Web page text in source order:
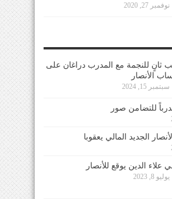
نوفمبر 27, 2020
ثانٍ للنجمة مع المدرب دراغان على
الأنصار
سبتمبر 15, 2024
للتضامن صور
الجديد المالي يعقوبا
علاء الدين يوقع للأنصار
يوليو 8, 2023